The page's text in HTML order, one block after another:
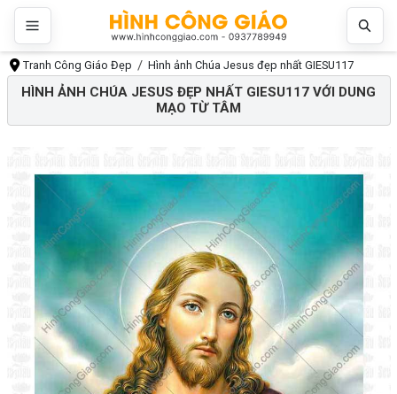
Tranh Công Giáo Đẹp Hình ảnh Chúa Jesus đẹp nhất GIESU117
HÌNH ẢNH CHÚA JESUS ĐẸP NHẤT GIESU117 VỚI DUNG
MẠO TỪ TÂM